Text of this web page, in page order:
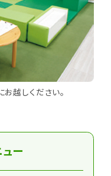
越しください。
ー